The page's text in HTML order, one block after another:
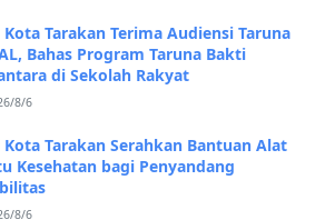
Kota Tarakan Terima Audiensi Taruna
Bahas Program Taruna Bakti
di Sekolah Rakyat
8/6
Kota Tarakan Serahkan Bantuan Alat
Kesehatan bagi Penyandang
8/6